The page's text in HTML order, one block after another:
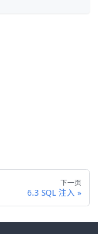
下一页
6.3 SQL 注入